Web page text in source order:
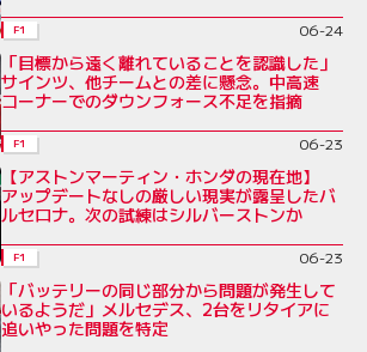
F1 06-24
「目標から遠く離れていることを認識した」
サインツ、他チームとの差に懸念。中高速
コーナーでのダウンフォース不足を指摘
F1 06-23
【アストンマーティン・ホンダの現在地】
アップデートなしの厳しい現実が露呈したバ
ルセロナ。次の試練はシルバーストンか
F1 06-23
「バッテリーの同じ部分から問題が発生して
いるようだ」メルセデス、2台をリタイアに
追いやった問題を特定